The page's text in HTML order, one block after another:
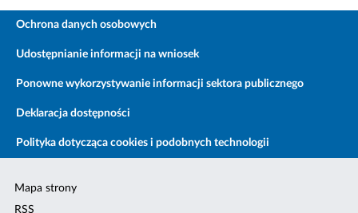
Ochrona danych osobowych
Udostępnianie informacji na wniosek
Ponowne wykorzystywanie informacji sektora publicznego
Deklaracja dostępności
Polityka dotycząca cookies i podobnych technologii
Mapa strony
RSS